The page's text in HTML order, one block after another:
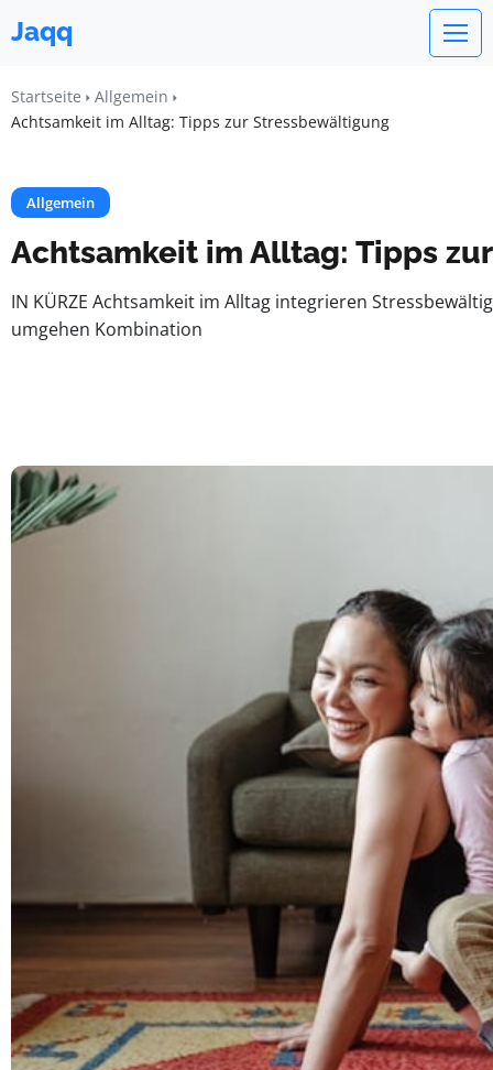
Jaqq
Startseite
Allgemein
Achtsamkeit im Alltag: Tipps zur Stressbewältigung
Allgemein
Achtsamkeit im Alltag: Tipps
IN KÜRZE Achtsamkeit im Alltag integrieren
umgehen Kombination